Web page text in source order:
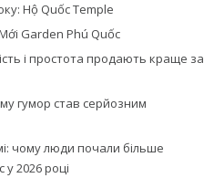
Hộ Quốc Temple
Garden Phú Quốc
і простота продають краще за
гумор став серйозним
чому люди почали більше
у 2026 році